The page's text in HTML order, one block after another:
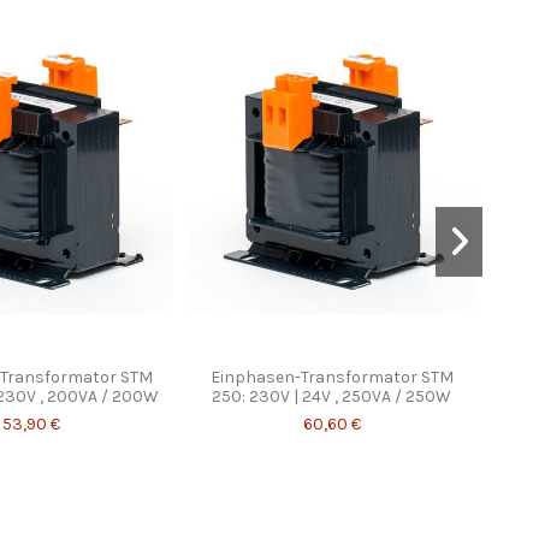
STM
, 200VA / 200W
53,90 €
Einphasen-Transformator STM
250: 230V | 24V , 250VA / 250W
60,60 €